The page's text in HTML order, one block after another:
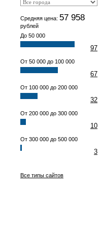
Средняя цена: 57 958
рублей
До 50 000
97
От 50 000 до 100 000
67
От 100 000 до 200 000
32
От 200 000 до 300 000
10
От 300 000 до 500 000
3
Все типы сайтов